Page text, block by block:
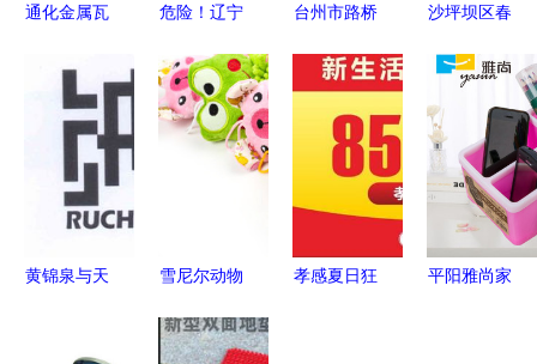
通化金属瓦
深受消费者
信赖的建材
危险！辽宁
合格被点
名，阜新3
家上黑榜，
台州市路桥
厂 以小见
大，铸就日
用杂品品质
沙坪坝区春
田间春意闹
日用杂品
黄锦泉与天
雪尼尔动物
厂方直供，
孝感夏日狂
平阳雅尚家